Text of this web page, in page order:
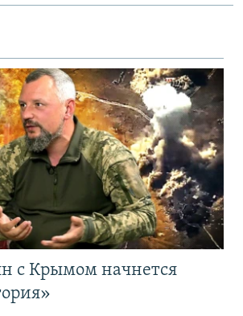
с Крымом начнется